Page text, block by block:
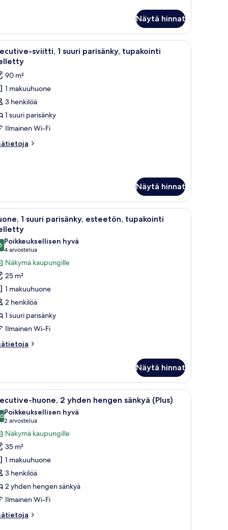
Näytä hinnat
lamppu ja pehmolelu. Hotellihuone, jossa on sänky, työpöytä,
10
sviitti, 1 suuri parisänky, tupakointi
90 m²
1 makuuhuone
3 henkilöä
1 suuri parisänky
Ilmainen Wi-Fi
Näytä hinnat
tuoli, televisio ja minibaari.Allergiatestatut vuodevaatteet, tallelokero
7
1 suuri parisänky, esteetön, tupakointi
kautta 10
Poikkeuksellisen hyvä
4 arvostelua
(4
arvostelua)
Näkymä kaupungille
25 m²
1 makuuhuone
2 henkilöä
1 suuri parisänky
Ilmainen Wi-Fi
Näytä hinnat
televisio ja vesipulloja.
tuolia, pyöreä pöytä, televisio ja minibaari.Hotellihuone, jossa on sänky, sohva,
9 huone, 2 yhden hengen sänkyä (Plus)
kautta 10
Poikkeuksellisen hyvä
2 arvostelua
(2
arvostelua)
Näkymä kaupungille
35 m²
1 makuuhuone
3 henkilöä
2 yhden hengen sänkyä
Ilmainen Wi-Fi